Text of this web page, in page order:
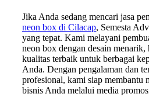
Jika Anda sedang mencari jasa
neon box di Cilacap, Semesta
yang tepat. Kami melayani
neon box dengan desain menarik,
kualitas terbaik untuk berbagai
Anda. Dengan pengalaman dan
profesional, kami siap membantu
bisnis Anda melalui media